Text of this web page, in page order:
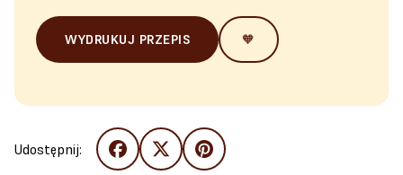
WYDRUKUJ PRZEPIS 🧡
Udostępnij: